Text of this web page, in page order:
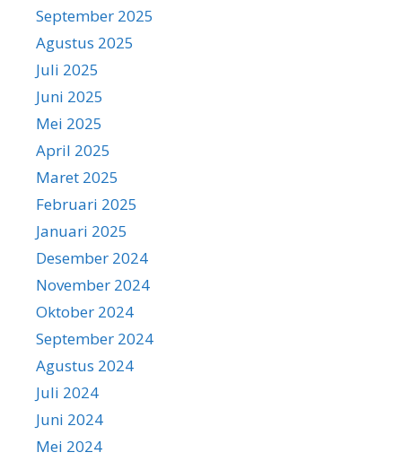
September 2025
Agustus 2025
Juli 2025
Juni 2025
Mei 2025
April 2025
Maret 2025
Februari 2025
Januari 2025
Desember 2024
November 2024
Oktober 2024
September 2024
Agustus 2024
Juli 2024
Juni 2024
Mei 2024